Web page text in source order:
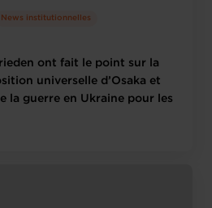
News institutionnelles
ont fait le point sur la
universelle d’Osaka et
la guerre en Ukraine pour les